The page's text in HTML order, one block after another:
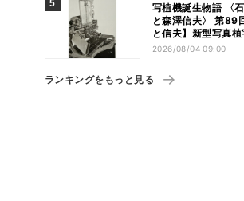
写植機誕生物語 〈
と森澤信夫〉 第89
と信夫】新型写真植
想
2026/08/04 09:00
ランキングをもっと見る